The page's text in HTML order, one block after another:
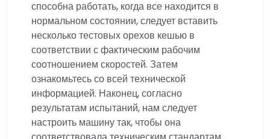
способна работать, когда все находится в
нормальном состоянии, следует вставить
несколько тестовых орехов кешью в
соответствии с фактическим рабочим
соотношением скоростей. Затем
ознакомьтесь со всей технической
информацией. Наконец, согласно
результатам испытаний, нам следует
настроить машину так, чтобы она